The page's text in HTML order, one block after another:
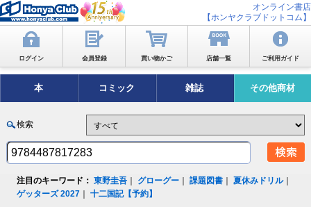
オンライン書店
【ホンヤクラブドットコム】
ログイン 会員登録 買い物かご 店舗一覧 ご利用ガイド
本 コミック 雑誌 その他商材
検索
注目のキーワード： 東野圭吾 グローグー ｜課題図書 ｜夏休みドリル｜
ゲッターズ 2027 ｜十二国記【予約】